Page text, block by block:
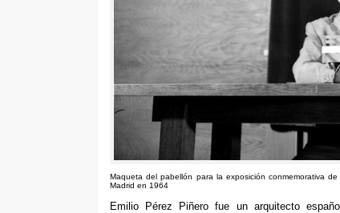
Maqueta del pabellón para la exposición conmemorativa
Madrid en 1964
Emilio Pérez Piñero fue un arquitecto